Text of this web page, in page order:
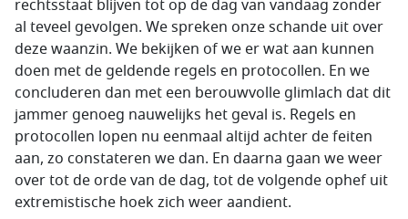
rechtsstaat blijven tot op de dag van vandaag zonder
al teveel gevolgen. We spreken onze schande uit over
deze waanzin. We bekijken of we er wat aan kunnen
doen met de geldende regels en protocollen. En we
concluderen dan met een berouwvolle glimlach dat dit
jammer genoeg nauwelijks het geval is. Regels en
protocollen lopen nu eenmaal altijd achter de feiten
aan, zo constateren we dan. En daarna gaan we weer
over tot de orde van de dag, tot de volgende ophef uit
extremistische hoek zich weer aandient.